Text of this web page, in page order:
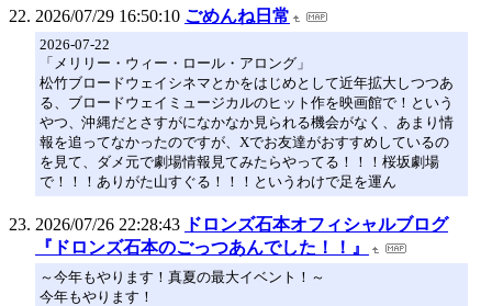
2026/07/29 16:50:10 ごめんね日常
2026-07-22
「メリリー・ウィー・ロール・アロング」
松竹ブロードウェイシネマとかをはじめとして近年拡大しつつあ
る、ブロードウェイミュージカルのヒット作を映画館で！という
やつ、沖縄だとさすがになかなか見られる機会がなく、あまり情
報を追ってなかったのですが、Xでお友達がおすすめしているの
を見て、ダメ元で劇場情報見てみたらやってる！！！桜坂劇場
で！！！ありがた山すぐる！！！というわけで足を運ん
2026/07/26 22:28:43
ドロンズ石本オフィシャルブログ
『ドロンズ石本のごっつあんでした！！』
～今年もやります！真夏の最大イベント！～
今年もやります！